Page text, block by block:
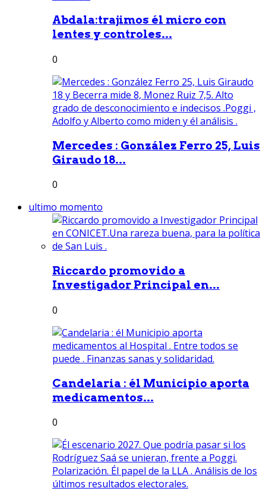
Abdala:trajimos él micro con
lentes y controles...
0
Mercedes : González Ferro 25, Luis
Giraudo 18...
0
ultimo momento
Riccardo promovido a
Investigador Principal en...
0
Candelaria : él Municipio aporta
medicamentos...
0